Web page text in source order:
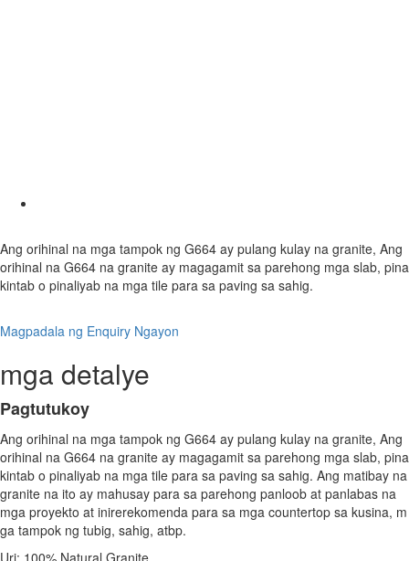
Ang orihinal na mga tampok ng G664 ay pulang kulay na granite, Ang
orihinal na G664 na granite ay magagamit sa parehong mga slab, pina
kintab o pinaliyab na mga tile para sa paving sa sahig.
Magpadala ng Enquiry Ngayon
mga detalye
Pagtutukoy
Ang orihinal na mga tampok ng G664 ay pulang kulay na granite, Ang
orihinal na G664 na granite ay magagamit sa parehong mga slab, pina
kintab o pinaliyab na mga tile para sa paving sa sahig. Ang matibay na
granite na ito ay mahusay para sa parehong panloob at panlabas na
mga proyekto at inirerekomenda para sa mga countertop sa kusina, m
ga tampok ng tubig, sahig, atbp.